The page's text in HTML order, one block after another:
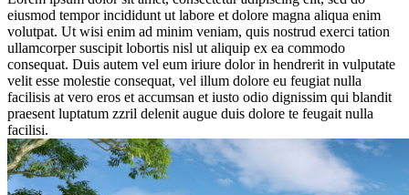
eiusmod tempor incididunt ut labore et dolore magna aliqua enim
volutpat. Ut wisi enim ad minim veniam, quis nostrud exerci tation
ullamcorper suscipit lobortis nisl ut aliquip ex ea commodo
consequat. Duis autem vel eum iriure dolor in hendrerit in vulputate
velit esse molestie consequat, vel illum dolore eu feugiat nulla
facilisis at vero eros et accumsan et iusto odio dignissim qui blandit
praesent luptatum zzril delenit augue duis dolore te feugait nulla
facilisi.